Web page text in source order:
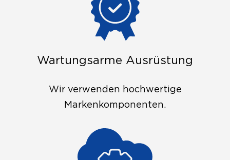
Wartungsarme Ausrüstung
Wir verwenden hochwertige
Markenkomponenten.